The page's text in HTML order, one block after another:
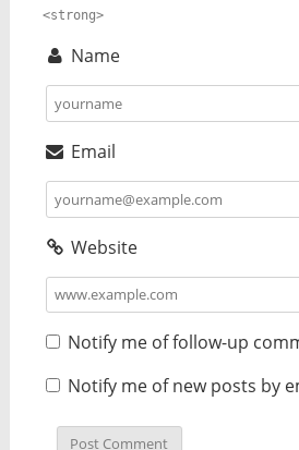
<strong>
Name
Email
Website
Notify me of follow-up
Notify me of new posts by